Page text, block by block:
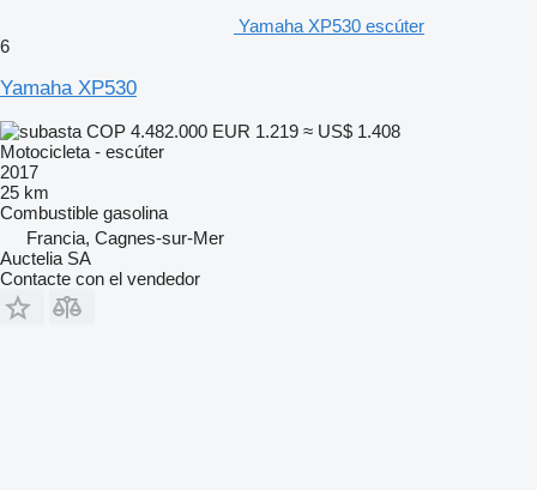
Yamaha XP530 escúter
6
Yamaha XP530
COP 4.482.000 EUR 1.219 ≈ US$ 1.408
Motocicleta - escúter
2017
25 km
Combustible gasolina
Francia, Cagnes-sur-Mer
Auctelia SA
Contacte con el vendedor